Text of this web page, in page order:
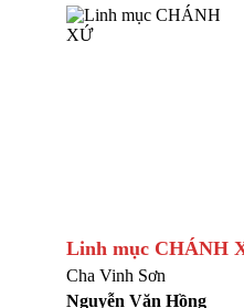
Linh mục CHÁNH
Cha Vinh Sơn
Nguyễn Văn Hồng